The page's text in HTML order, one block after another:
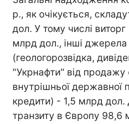
р., як очікується,
дол. У тому числі виторг
млрд дол., інші джерела
(геологорозвідка,
"Укрнафти" від продажу
внутрішньої державної
кредити) - 1,5 млрд дол.
транзиту в Європу 98,6